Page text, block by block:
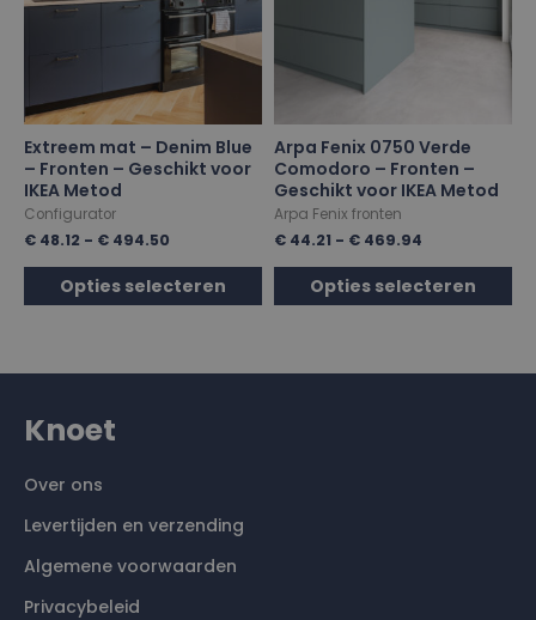
Extreem mat – Denim Blue
– Fronten – Geschikt voor
IKEA Metod
Configurator
€ 48.12 - € 494.50
Opties selecteren
Arpa Fenix 0750 Verde
Comodoro – Fronten –
Geschikt voor IKEA Metod
Arpa Fenix fronten
€ 44.21 - € 469.94
Opties selecteren
Knoet
Over ons
Levertijden en verzending
Algemene voorwaarden
Privacybeleid